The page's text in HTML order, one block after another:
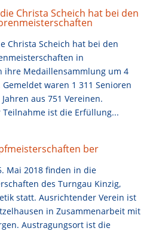
Christa Scheich hat bei den
Christa Scheich hat bei den
in
ihre Medaillensammlung um 4
waren 1 311 Senioren
aus 751 Vereinen.
ist die Erfüllung...
ber
Mai 2018 finden in die
des Turngau Kinzig,
statt. Ausrichtender Verein ist
in Zusammenarbeit mit
Austragungsort ist die